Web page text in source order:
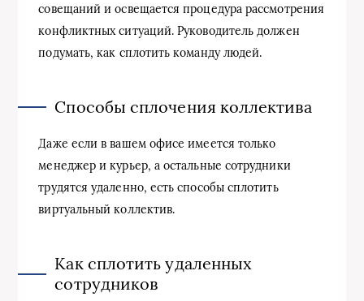
совещаний и освещается процедура рассмотрения
конфликтных ситуаций. Руководитель должен
подумать, как сплотить команду людей.
Способы сплочения коллектива
Даже если в вашем офисе имеется только
менеджер и курьер, а остальные сотрудники
трудятся удаленно, есть способы сплотить
виртуальный коллектив.
Как сплотить удаленных
сотрудников